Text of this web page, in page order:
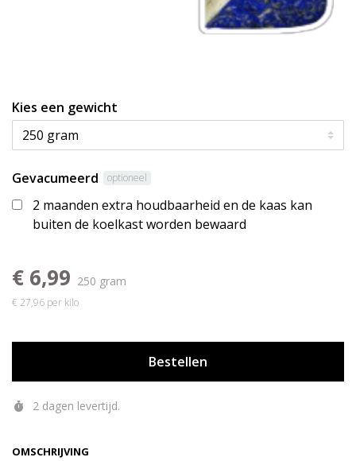
OMSCHRIJVING
Kies een gewicht
Gevacumeerd optioneel
2 maanden extra houdbaarheid en de kaas kan
buiten de koelkast worden bewaard
€ 6,99 250 gram
€ 27,96 per kilo
Bestellen
2 dagen levertijd.